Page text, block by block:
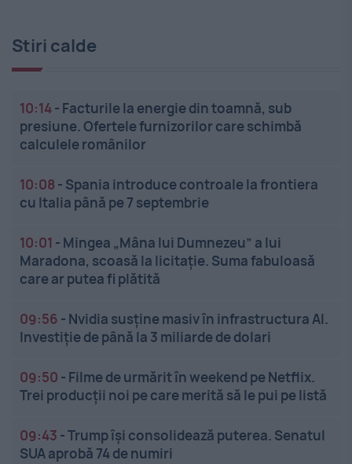
Stiri calde
10:14- Facturile la energie din toamnă, sub
presiune. Ofertele furnizorilor care schimbă
calculele românilor
10:08 - Spania introduce controale la frontiera
cu Italia până pe 7 septembrie
10:01 - Mingea „Mâna lui Dumnezeu” a lui
Maradona, scoasă la licitație. Suma fabuloasă
care ar putea fi plătită
09:56 - Nvidia susține masiv în infrastructura AI.
Investiție de până la 3 miliarde de dolari
09:50 - Filme de urmărit în weekend pe Netflix.
Trei producții noi pe care merită să le pui pe listă
09:43 -Trump își consolidează puterea. Senatul
SUA aprobă 74 de numiri